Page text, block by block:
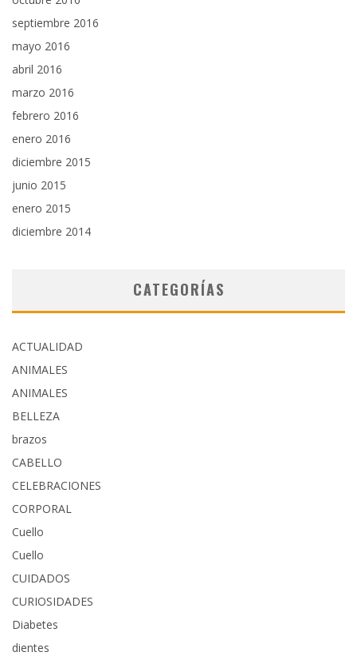
septiembre 2016
mayo 2016
abril 2016
marzo 2016
febrero 2016
enero 2016
diciembre 2015
junio 2015
enero 2015
diciembre 2014
CATEGORÍAS
ACTUALIDAD
ANIMALES
ANIMALES
BELLEZA
brazos
CABELLO
CELEBRACIONES
CORPORAL
Cuello
Cuello
CUIDADOS
CURIOSIDADES
Diabetes
dientes